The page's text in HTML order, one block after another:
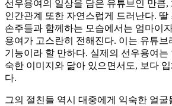
선우용여의 일상을 담은 유튜브인 만큼,
인간관계 또한 자연스럽게 드러난다. 딸
손주들과 함께하는 모습에서는 엄마이
용여가 고스란히 전해진다. 이는 유튜브
기능이라 할 만하다. 실제의 선우용여는
숙한 이미지와 닮아 있으면서도, 보다
다.
그의 절친들 역시 대중에게 익숙한 얼굴